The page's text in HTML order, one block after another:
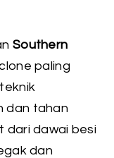
Southern
paling
dan tahan
dari dawai besi
dan